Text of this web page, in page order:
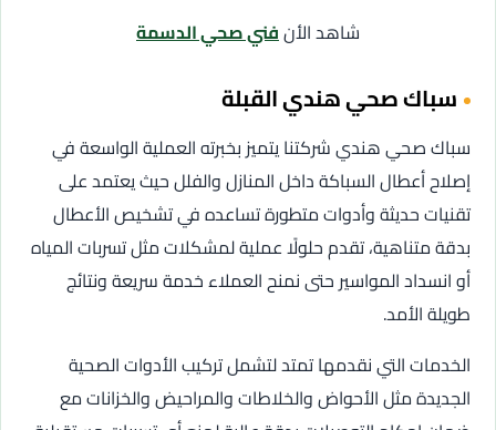
شاهد الأنفني صحي الدسمة
سباك صحي هندي القبلة
سباك صحي هندي شركتنا يتميز بخبرته العملية الواسعة في
إصلاح أعطال السباكة داخل المنازل والفلل حيث يعتمد على
تقنيات حديثة وأدوات متطورة تساعده في تشخيص الأعطال
بدقة متناهية، تقدم حلولًا عملية لمشكلات مثل تسربات المياه
أو انسداد المواسير حتى نمنح العملاء خدمة سريعة ونتائج
طويلة الأمد.
الخدمات التي نقدمها تمتد لتشمل تركيب الأدوات الصحية
الجديدة مثل الأحواض والخلاطات والمراحيض والخزانات مع